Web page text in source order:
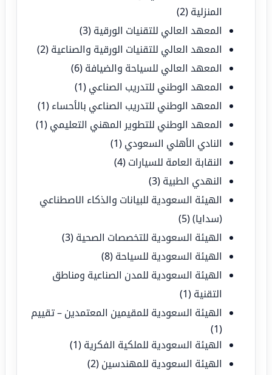
المنزلية (2)
المعهد العالي للتقنيات الورقية (3)
المعهد العالي للتقنيات الورقية والصناعية (2)
المعهد العالي للسياحة والضيافة (6)
المعهد الوطني للتدريب الصناعي (1)
المعهد الوطني للتدريب الصناعي بالأحساء (1)
المعهد الوطني للتطوير المهني التعليمي (1)
النادي الأهلي السعودي (1)
النقابة العامة للسيارات (4)
النهدي الطبية (3)
الهيئة السعودية للبيانات والذكاء الاصطناعي
(سدايا)(5)
الهيئة السعودية للتخصصات الصحية (3)
الهيئة السعودية للسياحة (8)
الهيئة السعودية للمدن الصناعية ومناطق
التقنية (1)
الهيئة السعودية للمقيمين المعتمدين – تقييم
(1)
الهيئة السعودية للملكية الفكرية (1)
الهيئة السعودية للمهندسين (2)